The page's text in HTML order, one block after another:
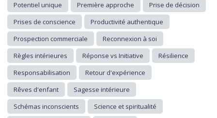
Potentiel unique
Première approche
Prise de décision
Prises de conscience
Productivité authentique
Prospection commerciale
Reconnexion à soi
Règles intérieures
Réponse vs Initiative
Résilience
Responsabilisation
Retour d'expérience
Rêves d'enfant
Sagesse intérieure
Schémas inconscients
Science et spiritualité